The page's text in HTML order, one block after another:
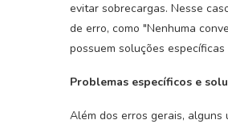
evitar sobrecargas. Nesse
de erro, como "Nenhuma
possuem soluções
Problemas específicos e
Além dos erros gerais, alguns